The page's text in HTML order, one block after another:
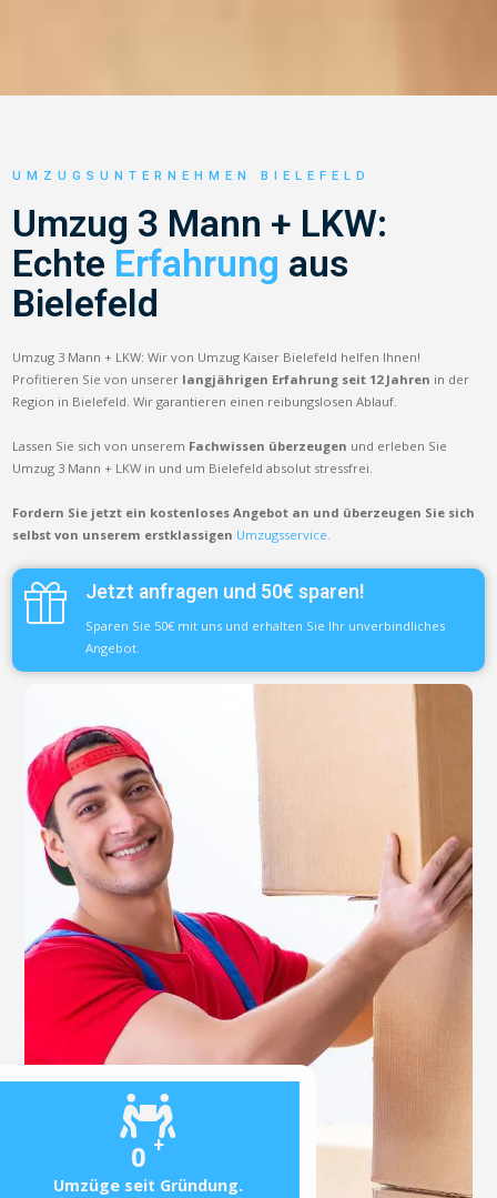
0 +
Umzüge seit Gründung.
UMZUGSUNTERNEHMEN BIELEFELD
Umzug 3 Mann + LKW:
Echte Erfahrung aus
Bielefeld
Umzug 3 Mann + LKW: Wir von Umzug Kaiser Bielefeld helfen Ihnen!
Profitieren Sie von unserer langjährigen Erfahrung seit 12 Jahren in der
Region in Bielefeld. Wir garantieren einen reibungslosen Ablauf.
Lassen Sie sich von unserem Fachwissen überzeugen und erleben Sie
Umzug 3 Mann + LKW in und um Bielefeld absolut stressfrei.
Fordern Sie jetzt ein kostenloses Angebot an und überzeugen Sie sich
selbst von unserem erstklassigen Umzugsservice.
Jetzt anfragen und 50€ sparen!
Sparen Sie 50€ mit uns und erhalten Sie Ihr unverbindliches
Angebot.